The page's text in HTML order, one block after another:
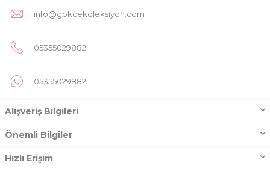
info@gokcekoleksiyon.com
05355029882
05355029882
Alışveriş Bilgileri
Önemli Bilgiler
Hızlı Erişim